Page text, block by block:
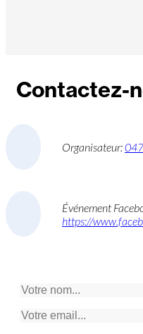
Contactez-
Organisateur:
Événement
https://